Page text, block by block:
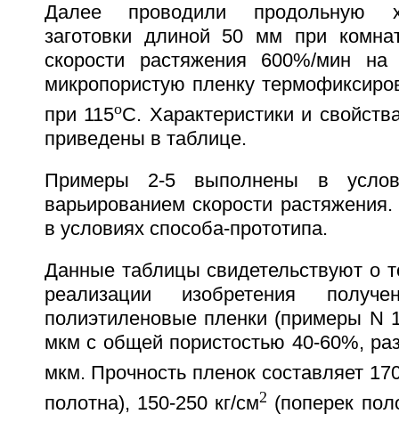
Далее проводили продольную
заготовки длиной 50 мм при
скорости растяжения 600%/мин
микропористую пленку
при 115oC. Характеристики и
приведены в таблице.
Примеры 2-5 выполнены в
варьированием скорости
в условиях способа-прототипа.
Данные таблицы свидетельствуют о
реализации изобретения
полиэтиленовые пленки (примеры N
мкм с общей пористостью 40-60%,
мкм. Прочность пленок составляет
полотна), 150-250 кг/см2 (поперек